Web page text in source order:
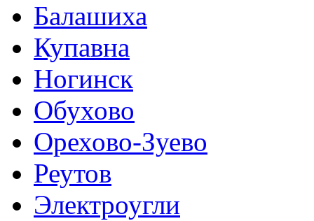
Балашиха
Купавна
Ногинск
Обухово
Орехово-Зуево
Реутов
Электроугли